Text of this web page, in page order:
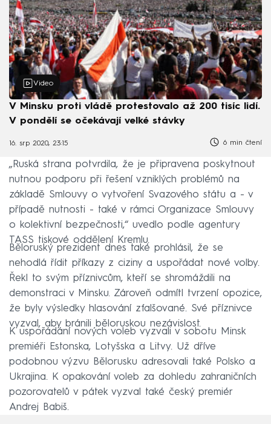
Video
V Minsku proti vládě protestovalo až 200 tisíc lidí.
V pondělí se očekávají velké stávky
16. srp 2020, 23:15 6 min čtení
„Ruská strana potvrdila, že je připravena poskytnout
nutnou podporu při řešení vzniklých problémů na
základě Smlouvy o vytvoření Svazového státu a - v
případě nutnosti - také v rámci Organizace Smlouvy
o kolektivní bezpečnosti,“ uvedlo podle agentury
TASS tiskové oddělení Kremlu.
Běloruský prezident dnes také prohlásil, že se
nehodlá řídit příkazy z ciziny a uspořádat nové volby.
Řekl to svým příznivcům, kteří se shromáždili na
demonstraci v Minsku. Zároveň odmítl tvrzení opozice,
že byly výsledky hlasování zfalšované. Své příznivce
vyzval, aby bránili běloruskou nezávislost.
K uspořádání nových voleb vyzvali v sobotu Minsk
premiéři Estonska, Lotyšska a Litvy. Už dříve
podobnou výzvu Bělorusku adresovali také Polsko a
Ukrajina. K opakování voleb za dohledu zahraničních
pozorovatelů v pátek vyzval také český premiér
Andrej Babiš.